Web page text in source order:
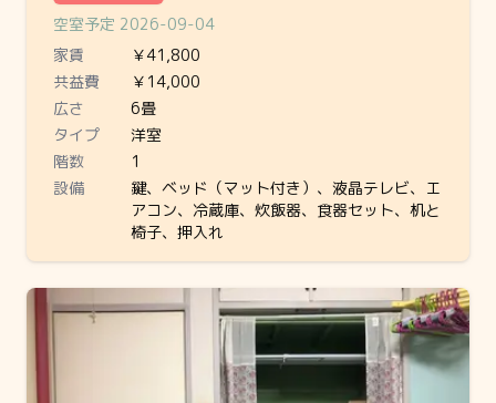
空室予定 2026-09-04
家賃
￥41,800
共益費
￥14,000
広さ
6畳
タイプ
洋室
階数
1
設備
鍵、ベッド（マット付き）、液晶テレビ、エ
アコン、冷蔵庫、炊飯器、食器セット、机と
椅子、押入れ
Slide 1 of 10